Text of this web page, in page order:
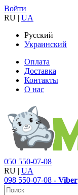
Войти
RU | UA
Русский
Украинский
Оплата
Доставка
Контакты
О нас
050 550-07-08
RU | UA
098 550-07-08 - Viber